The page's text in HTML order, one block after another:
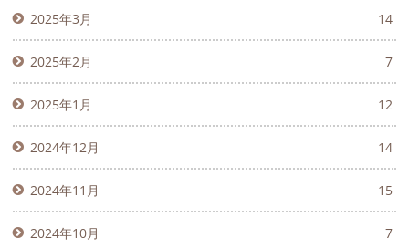
2025年3月 14
2025年2月 7
2025年1月 12
2024年12月 14
2024年11月 15
2024年10月 7